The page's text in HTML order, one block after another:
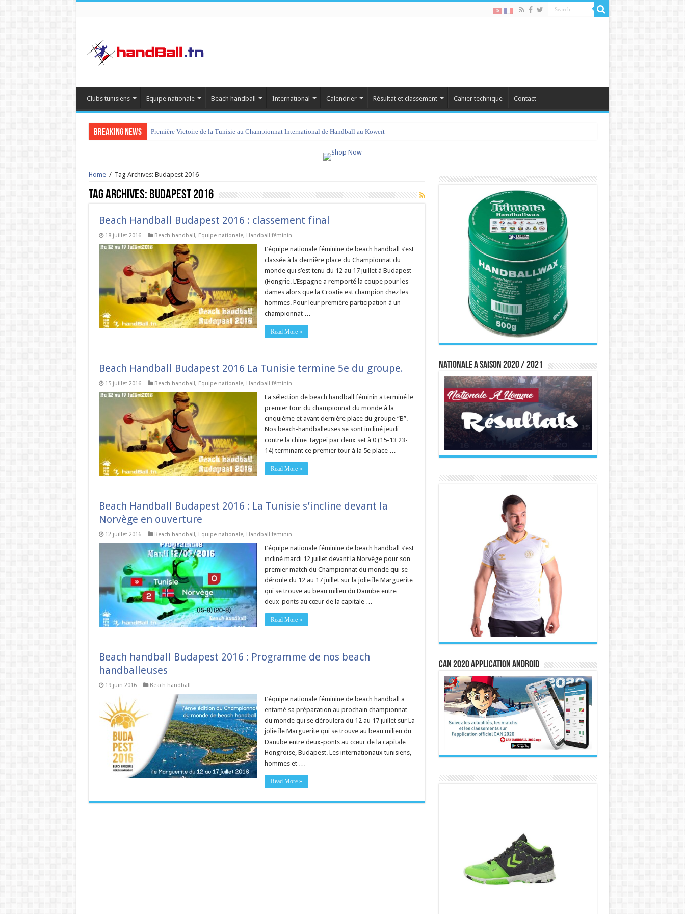
Clubs tunisiens Equipe nationale Beach handball International Calendrier Résultat et classement Cahier technique Contact
Breaking News Première Victoire de la Tunisie au Championnat International de Handball au Koweït
Home / Tag Archives: Budapest 2016
Tag Archives: Budapest 2016
Beach Handball Budapest 2016 : classement final
18 juillet 2016 Beach handball, Equipe nationale, Handball féminin
L’équipe nationale féminine de beach handball s’est
classée à la dernière place du Championnat du
monde qui s’est tenu du 12 au 17 juillet à Budapest
(Hongrie. L’Espagne a remporté la coupe pour les
dames alors que la Croatie est champion chez les
hommes. Pour leur première participation à un
championnat …
Read More »
Beach Handball Budapest 2016 La Tunisie termine 5e du groupe.
15 juillet 2016 Beach handball, Equipe nationale, Handball féminin
La sélection de beach handball féminin a terminé le
premier tour du championnat du monde à la
cinquième et avant dernière place du groupe “B”.
Nos beach-handballeuses se sont incliné jeudi
contre la chine Taypei par deux set à 0 (15-13 23-
14) terminant ce premier tour à la 5e place …
Read More »
Beach Handball Budapest 2016 : La Tunisie s’incline devant la
Norvège en ouverture
12 juillet 2016 Beach handball, Equipe nationale, Handball féminin
L’équipe nationale féminine de beach handball s’est
incliné mardi 12 juillet devant la Norvège pour son
premier match du Championnat du monde qui se
déroule du 12 au 17 juillet sur la jolie île Marguerite
qui se trouve au beau milieu du Danube entre
deux-ponts au cœur de la capitale …
Read More »
Beach handball Budapest 2016 : Programme de nos beach
handballeuses
19 juin 2016 Beach handball
L’équipe nationale féminine de beach handball a
entamé sa préparation au prochain championnat
du monde qui se déroulera du 12 au 17 juillet sur La
jolie île Marguerite qui se trouve au beau milieu du
Danube entre deux-ponts au cœur de la capitale
Hongroise, Budapest. Les internationaux tunisiens,
hommes et …
Read More »
Nationale A saison 2020 / 2021
CAN 2020 Application Android